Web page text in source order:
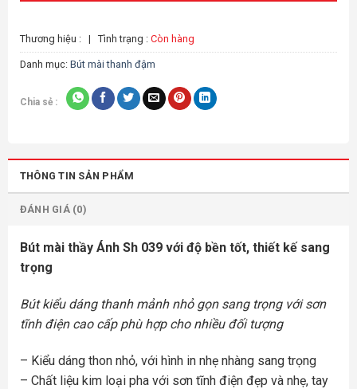
Thương hiệu : | Tình trạng : Còn hàng
Danh mục: Bút mài thanh đậm
Chia sẻ :
THÔNG TIN SẢN PHẨM
ĐÁNH GIÁ (0)
Bút mài thầy Ánh Sh 039 với độ bền tốt, thiết kế sang
trọng
Bút kiểu dáng thanh mảnh nhỏ gọn sang trọng với sơn
tĩnh điện cao cấp phù hợp cho nhiều đối tượng
– Kiểu dáng thon nhỏ, với hình in nhẹ nhàng sang trọng
– Chất liệu kim loại pha với sơn tĩnh điện đẹp và nhẹ, tay